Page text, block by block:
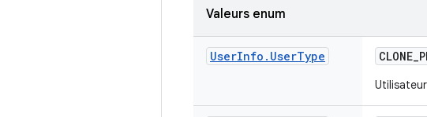
Valeurs enum
UserInfo . UserType CLONE_